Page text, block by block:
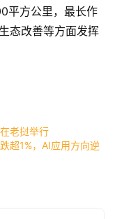
平方公里，最长作
态改善等方面发挥
老挝举行
超1%，AI应用方向逆